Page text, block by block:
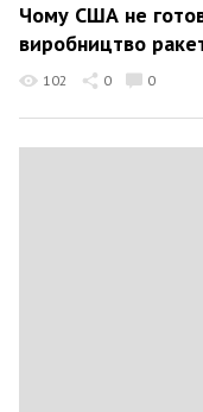
Чому США не
виробництво
102 0 0